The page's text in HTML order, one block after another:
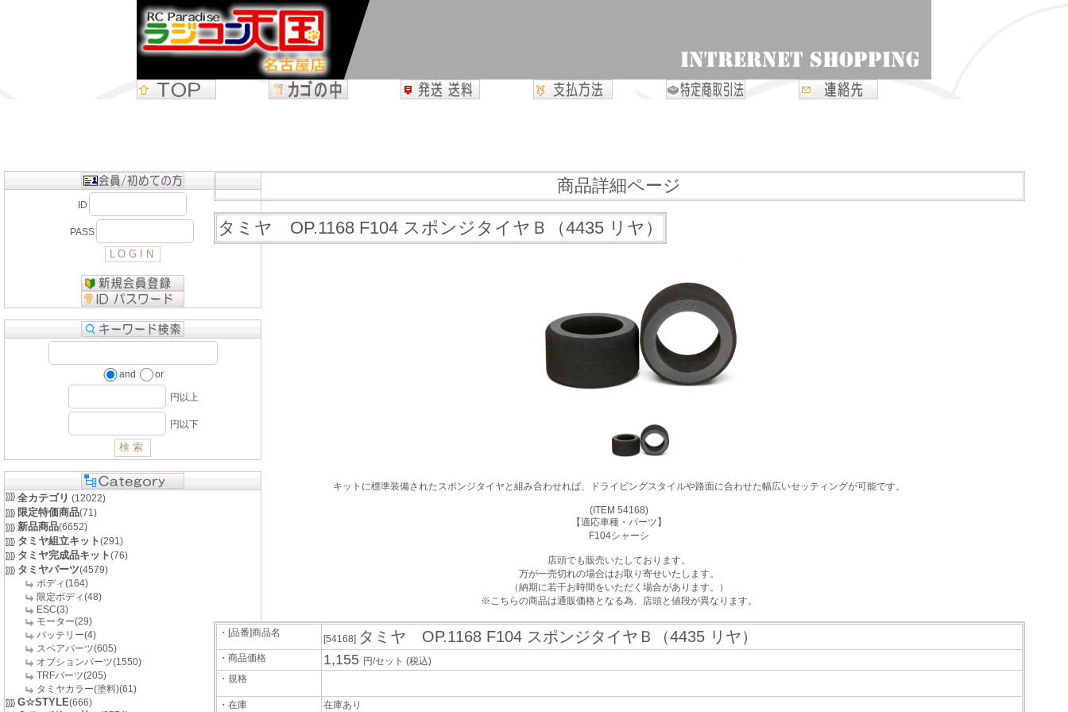
ID
PASS
and or
円以上
円以下
全カテゴリ (12022)
限定特価商品(71)
新品商品(6652)
タミヤ組立キット(291)
タミヤ完成品キット(76)
タミヤパーツ(4579)
ボディ(164)
限定ボディ(48)
ESC(3)
モーター(29)
バッテリー(4)
スペアパーツ(605)
オプションパーツ(1550)
TRFパーツ(205)
タミヤカラー(塗料)(61)
G☆STYLE(666)
商品詳細ページ
タミヤ OP.1168 F104 スポンジタイヤＢ（4435 リヤ）
キットに標準装備されたスポンジタイヤと組み合わせれば、ドライビングスタイルや路面に合わせた幅広いセッティングが可能です。
(ITEM 54168)
【適応車種・パーツ】
F104シャーシ
店頭でも販売いたしております。
万が一売切れの場合はお取り寄せいたします。
（納期に若干お時間をいただく場合があります。）
※こちらの商品は通販価格となる為、店頭と値段が異なります。
・[品番]商品名
[54168] タミヤ OP.1168 F104 スポンジタイヤＢ（4435 リヤ）
・商品価格 1,155 円/セット (税込)
・規格
・在庫
在庫あり